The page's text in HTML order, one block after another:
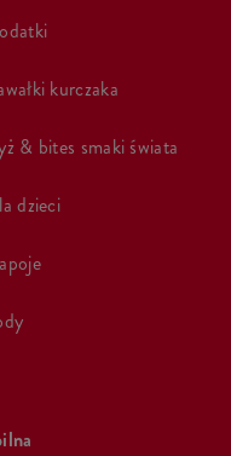
dodatki
kurczaka
& bites smaki świata
dla dzieci
napoje